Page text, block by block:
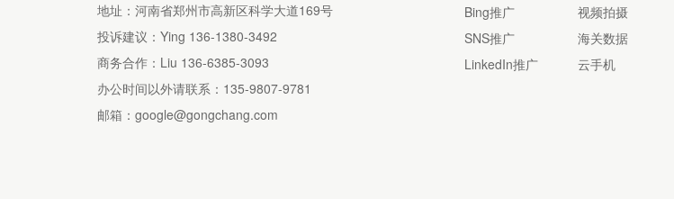
地址：河南省郑州市高新区科学大道169号
投诉建议：Ying 136-1380-3492
商务合作：Liu 136-6385-3093
办公时间以外请联系： 135-9807-9781
邮箱： google@gongchang.com
Bing推广
SNS推广
LinkedIn推广
视频拍摄
海关数据
云手机